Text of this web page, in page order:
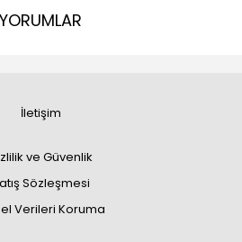
YORUMLAR
İletişim
ve Güvenlik
Sözleşmesi
Verileri Koruma